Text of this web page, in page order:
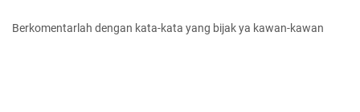
Berkomentarlah dengan kata-kata yang bijak ya kawan-kawan